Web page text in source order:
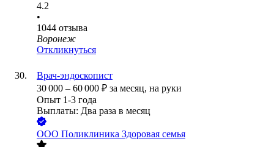
4.2
•
1044 отзыва
Воронеж
Откликнуться
Врач-эндоскопист
30 000 – 60 000 ₽ за месяц, на руки
Опыт 1-3 года
Выплаты: Два раза в месяц
ООО Поликлиника Здоровая семья